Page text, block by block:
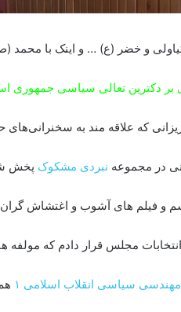
و خضر (ع) … و اینک با محمد
بر دکترین تعالی سیاسی جمهوری
که علاقه مند به
در مجموعه نبردی مشکوک پخش
و فیلم های آشوب و اغتشاش گران
مجلس قرار دادم که
مهندسی سیاسی انقلاب اسلامی ۱